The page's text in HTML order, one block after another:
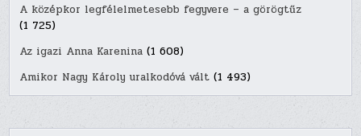
A középkor legfélelmetesebb fegyvere – a görögtűz
(1 725)
Az igazi Anna Karenina (1 608)
Amikor Nagy Károly uralkodóvá vált (1 493)